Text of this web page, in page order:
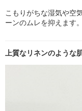
こもりがちな湿気や空
ーンのムレを抑えます。
上質なリネンのような